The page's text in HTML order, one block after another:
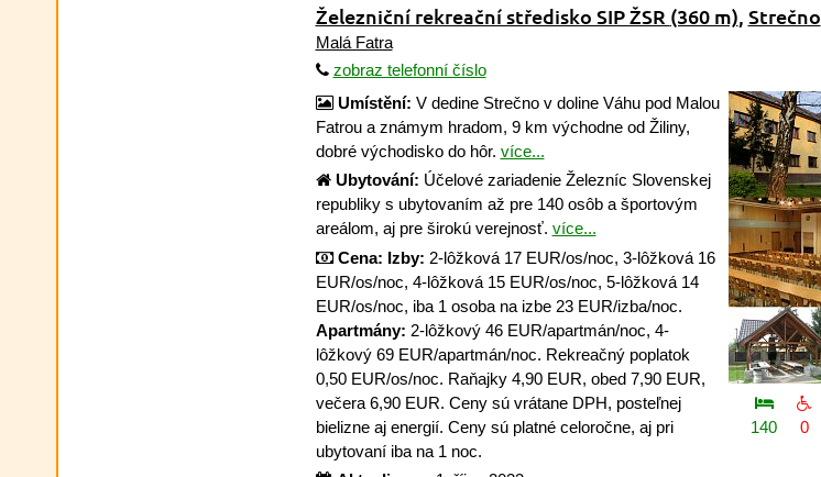
Železniční rekreační středisko SIP ŽSR (360 m), Strečno
Malá Fatra
zobraz telefonní číslo
140 0
Umístění: V dedine Strečno v doline Váhu pod Malou
Fatrou a známym hradom, 9 km východne od Žiliny,
dobré východisko do hôr. více...
Ubytování: Účelové zariadenie Železníc Slovenskej
republiky s ubytovaním až pre 140 osôb a športovým
areálom, aj pre širokú verejnosť. více...
Cena: Izby: 2-lôžková 17 EUR/os/noc, 3-lôžková 16
EUR/os/noc, 4-lôžková 15 EUR/os/noc, 5-lôžková 14
EUR/os/noc, iba 1 osoba na izbe 23 EUR/izba/noc.
Apartmány: 2-lôžkový 46 EUR/apartmán/noc, 4-
lôžkový 69 EUR/apartmán/noc. Rekreačný poplatok
0,50 EUR/os/noc. Raňajky 4,90 EUR, obed 7,90 EUR,
večera 6,90 EUR. Ceny sú vrátane DPH, posteľnej
bielizne aj energií. Ceny sú platné celoročne, aj pri
ubytovaní iba na 1 noc.